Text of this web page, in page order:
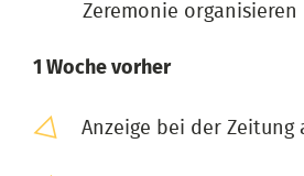
Zeremonie organisieren
1 Woche vorher
Anzeige bei der Zeitung